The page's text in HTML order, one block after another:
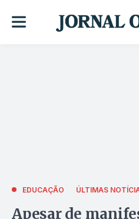
EDUCAÇÃO ÚLTIMAS
Apesar de